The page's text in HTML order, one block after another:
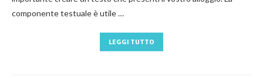
componente testuale è utile …
LEGGI TUTTO